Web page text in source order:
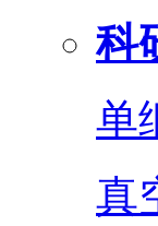
科
单
真